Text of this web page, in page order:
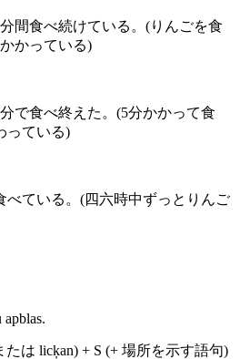
間食べ続けている。(りんごを食
かっている)
で食べ終えた。(5分かかって食
っている)
べている。(四六時中ずっとりんご
たは licķan) + S (+ 場所を示す語句)